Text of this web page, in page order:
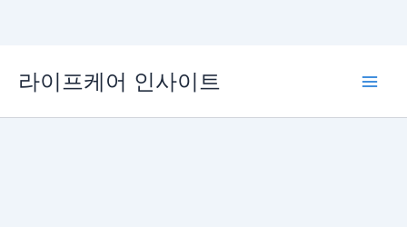
로
라이프케어 인사이트